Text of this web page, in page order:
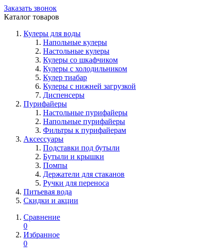
Заказать звонок
Каталог товаров
Кулеры для воды
Напольные кулеры
Настольные кулеры
Кулеры со шкафчиком
Кулеры с холодильником
Кулер тиабар
Кулеры с нижней загрузкой
Диспенсеры
Пурифайеры
Настольные пурифайеры
Напольные пурифайеры
Фильтры к пурифайерам
Аксессуары
Подставки под бутыли
Бутыли и крышки
Помпы
Держатели для стаканов
Ручки для переноса
Питьевая вода
Скидки и акции
Сравнение
0
Избранное
0